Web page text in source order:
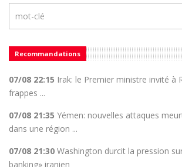
Recommandations
07/08 22:15 Irak: le Premier ministre invité à
frappes ...
07/08 21:35 Yémen: nouvelles attaques
dans une région ...
07/08 21:30 Washington durcit la pression
banking» iranien